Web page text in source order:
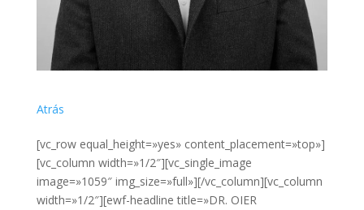
Atrás
[vc_row equal_height=»yes» content_placement=»top»]
[vc_column width=»1/2″][vc_single_image
image=»1059″ img_size=»full»][/vc_column][vc_column
width=»1/2″][ewf-headline title=»DR. OIER